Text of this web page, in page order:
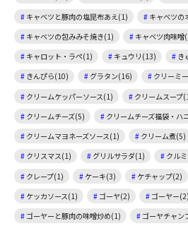
キャベツと豚肉の塩昆布あえ(1)
キャベツの
キャベツの包みみそ焼き(1)
キャベツ肉味噌
キャロット・ラペ(1)
キュウリ(13) き
きんぴら(10)
グラタン(16) クリーミ
クリームケッパーソース(1)
クリームスープ
クリームチーズ(5)
クリームチーズ福袋・ハ
クリームマヨネーズソース(1)
クリーム煮(5)
クリスマス(1)
グリルサラダ(1) クル
クレープ(1)
ケーキ(3) ケチャップ(2)
ケッカソース(1)
ゴーヤ(2)
ゴーヤー(2)
ゴーヤーと豚肉の味噌炒め(1)
ゴーヤチャン